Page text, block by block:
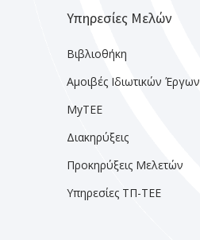
Υπηρεσίες Μελών
Βιβλιοθήκη
Αμοιβές Ιδιωτικών Έργων
MyTEE
Διακηρύξεις
Προκηρύξεις Μελετών
Υπηρεσίες ΤΠ-ΤΕΕ